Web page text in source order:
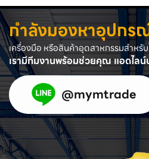
กำลังมองหาอุปกร
เครื่องมือ หรือสินค้าอุตสาหกรรมสำหรั
เรามีทีมงานพร้อมช่วยคุณ แอดไลน์
@mymtrade